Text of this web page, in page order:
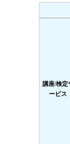
講座/検定
ービス